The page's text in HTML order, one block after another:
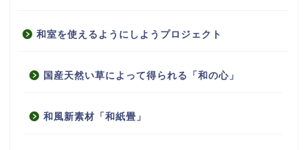
和室を使えるようにしようプロジェクト
国産天然い草によって得られる「和の心」
和風新素材「和紙畳」